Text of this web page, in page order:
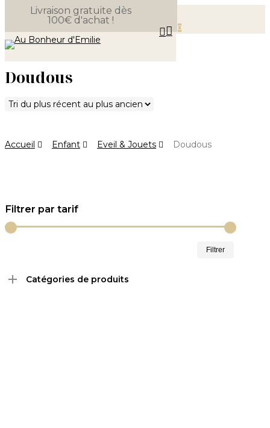
main
content
Livraison gratuite dès
100€ d'achat !
search
0
Cart
Doudous
Accueil Enfant Eveil & Jouets Doudous
Filtrer par tarif
Filtrer
Catégories de produits